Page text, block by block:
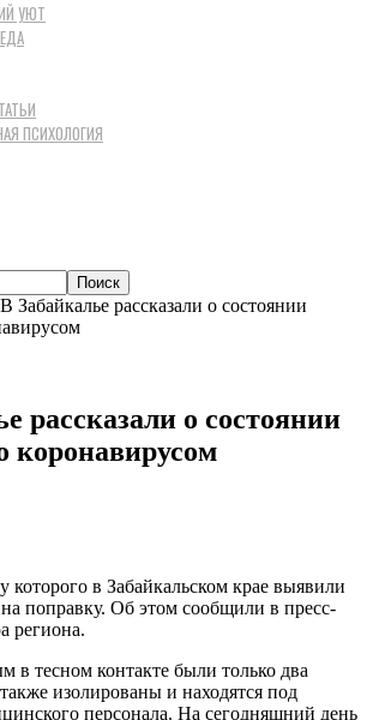
УЮТ
ПСИХОЛОГИЯ
В Забайкалье рассказали о состоянии
рассказали о состоянии
коронавирусом
которого в Забайкальском крае выявили
поправку. Об этом сообщили в пресс-
региона.
в тесном контакте были только два
изолированы и находятся под
персонала. На сегодняшний день